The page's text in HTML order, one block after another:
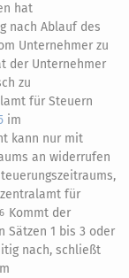
hat
nach Ablauf des
Unternehmer zu
der Unternehmer
zu
für Steuern
im
kann nur mit
an widerrufen
für
6 Kommt der
Sätzen 1 bis 3 oder
nach, schließt